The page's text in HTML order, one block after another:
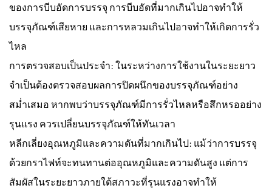
ของการบีบอัดการบรรจุ การบีบอัดที่มากเกินไปอาจทำให้
บรรจุภัณฑ์เสียหาย และการหลวมเกินไปอาจทำให้เกิดการรั่ว
ไหล
การตรวจสอบเป็นประจำ: ในระหว่างการใช้งานในระยะยาว
จำเป็นต้องตรวจสอบผลการปิดผนึกของบรรจุภัณฑ์อย่าง
สม่ำเสมอ หากพบว่าบรรจุภัณฑ์มีการรั่วไหลหรือสึกหรออย่าง
รุนแรง ควรเปลี่ยนบรรจุภัณฑ์ให้ทันเวลา
หลีกเลี่ยงอุณหภูมิและความดันที่มากเกินไป: แม้ว่าการบรรจุ
ด้วยกราไฟท์จะทนทานต่ออุณหภูมิและความดันสูง แต่การ
สัมผัสในระยะยาวภายใต้สภาวะที่รุนแรงอาจทำให้